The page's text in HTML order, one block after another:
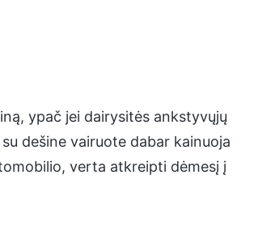
ypač jei dairysitės ankstyvųjų
dešine vairuote dabar kainuoja
verta atkreipti dėmesį į